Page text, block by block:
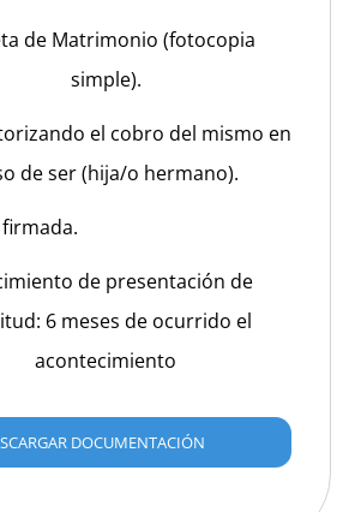
de Matrimonio (fotocopia
simple).
el cobro del mismo en
de ser (hija/o hermano).
de presentación de
6 meses de ocurrido el
acontecimiento
DOCUMENTACIÓN